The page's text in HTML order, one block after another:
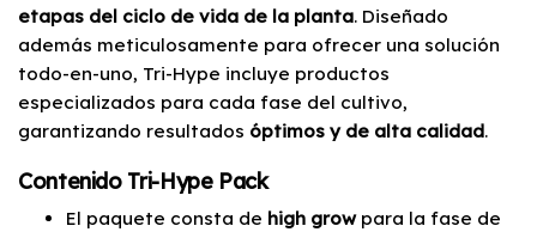
etapas del ciclo de vida de la planta. Diseñado
además meticulosamente para ofrecer una solución
todo-en-uno, Tri-Hype incluye productos
especializados para cada fase del cultivo,
garantizando resultados óptimos y de alta calidad.
Contenido Tri-Hype Pack
El paquete consta de high growpara la fase de